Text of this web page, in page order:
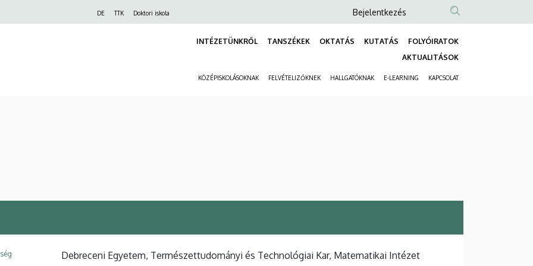
DE TTK Doktori iskola
Anonim
fiók
Bejelentkezés
INTÉZETÜNKRŐL TANSZÉKEK OKTATÁS KUTATÁS
FOLYÓIRATOK
AKTUALITÁSOK
KÖZÉPISKOLÁSOKNAK FELVÉTELIZŐKNEK HALLGATÓKNAK E-LEARNING KAPCSOLAT
Debreceni Egyetem, Természettudományi és Technológiai Kar, Matematikai Intézet